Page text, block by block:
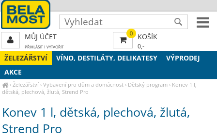
ŽELEZÁŘSTVÍ VÍNO, DESTILÁTY, DELIKATESY
VÝPRODEJ
AKCE
›Železářství ›Vybavení pro dům a domácnost › Dětský program › Konev 1 l,
dětská, plechová, žlutá, Strend Pro
Konev 1 l, dětská, plechová, žlutá,
Strend Pro
0 KOŠÍK
0,-
MŮJ ÚČET
PŘIHLÁSIT| VYTVOŘIT